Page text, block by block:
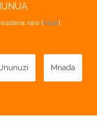
nasi [hapa].
Mnada